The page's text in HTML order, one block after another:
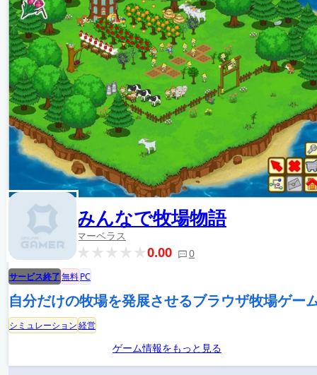
みんなで牧場物語
マーベラス
0.00 0
サービス終了無料PC
自分だけの牧場を発展させるブラウザ牧場ゲー
シミュレーション経営
ゲーム情報をもっと見る